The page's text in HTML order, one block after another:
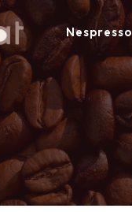
Nespresso